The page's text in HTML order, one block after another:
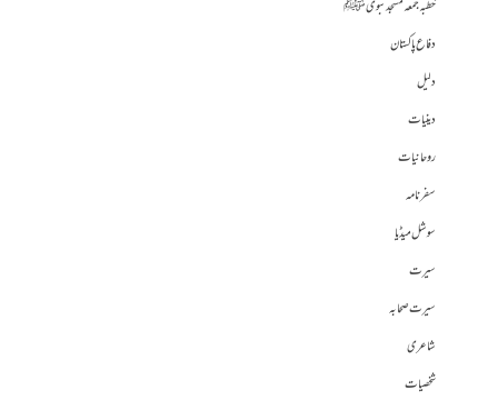
خطبہ جمعہ مسجد نبوی ﷺ
دفاع پاکستان
دلیل
دینیات
روحانیات
سفرنامہ
سوشل میڈیا
سیرت
سیرت صحابہ
شاعری
شخصیات